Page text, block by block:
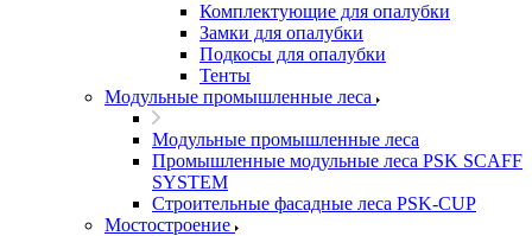
Комплектующие для опалубки
Замки для опалубки
Подкосы для опалубки
Тенты
Модульные промышленные леса
Модульные промышленные леса
Промышленные модульные леса PSK SCAFF
SYSTEM
Строительные фасадные леса PSK-CUP
Мостостроение